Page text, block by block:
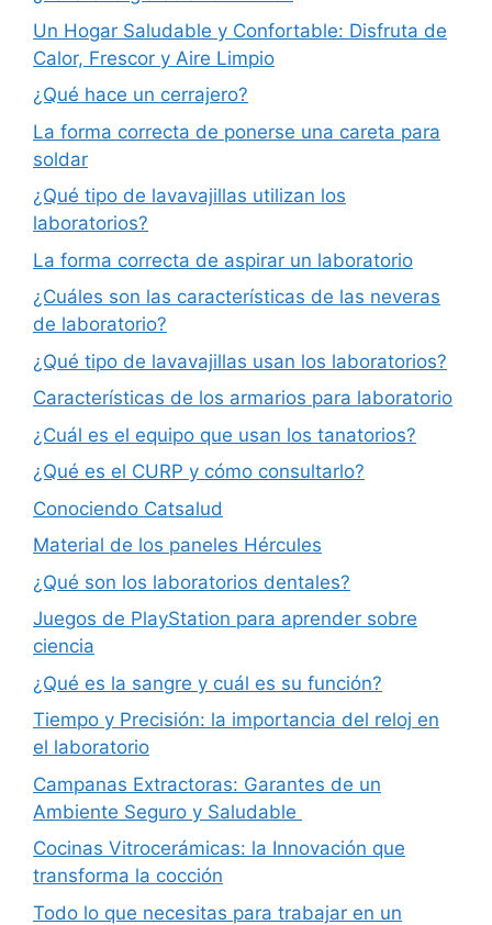
Un Hogar Saludable y Confortable: Disfruta de
Calor, Frescor y Aire Limpio
¿Qué hace un cerrajero?
La forma correcta de ponerse una careta para
soldar
¿Qué tipo de lavavajillas utilizan los
laboratorios?
La forma correcta de aspirar un laboratorio
¿Cuáles son las características de las neveras
de laboratorio?
¿Qué tipo de lavavajillas usan los laboratorios?
Características de los armarios para laboratorio
¿Cuál es el equipo que usan los tanatorios?
¿Qué es el CURP y cómo consultarlo?
Conociendo Catsalud
Material de los paneles Hércules
¿Qué son los laboratorios dentales?
Juegos de PlayStation para aprender sobre
ciencia
¿Qué es la sangre y cuál es su función?
Tiempo y Precisión: la importancia del reloj en
el laboratorio
Campanas Extractoras: Garantes de un
Ambiente Seguro y Saludable
Cocinas Vitrocerámicas: la Innovación que
transforma la cocción
Todo lo que necesitas para trabajar en un